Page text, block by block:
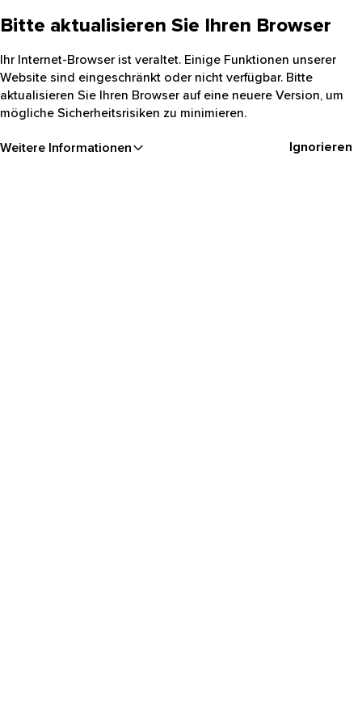
Bitte aktualisieren Sie Ihren Browser
Ihr Internet-Browser ist veraltet. Einige Funktionen unserer
Website sind eingeschränkt oder nicht verfügbar. Bitte
aktualisieren Sie Ihren Browser auf eine neuere Version, um
mögliche Sicherheitsrisiken zu minimieren.
Weitere Informationen Ignorieren